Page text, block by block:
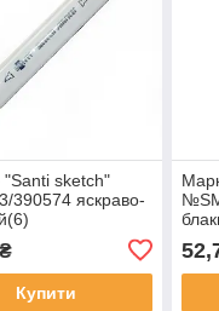
sketch"
390574 яскраво-
Купити